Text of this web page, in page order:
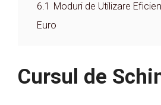
6.1
Moduri de Utilizare
Euro
Cursul de